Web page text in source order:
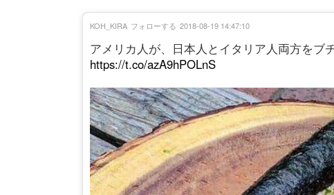
アメリカ人が、日本人とイタリア人両方をブ
https://t.co/azA9hPOLnS
KOH_KIRA フォローする 2018-08-19 14:47:10